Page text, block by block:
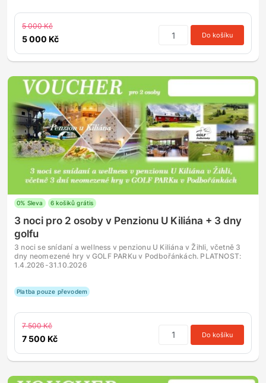
5 000 Kč
5 000 Kč Do košíku
0% Sleva 6 košiků grátis
3 noci pro 2 osoby v Penzionu U Kiliána + 3 dny
golfu
3 noci se snídaní a wellness v penzionu U Kiliána v Žihli, včetně 3
dny neomezené hry v GOLF PARKu v Podbořánkách. PLATNOST:
1.4.2026-31.10.2026
Platba pouze převodem
7 500 Kč
7 500 Kč Do košíku